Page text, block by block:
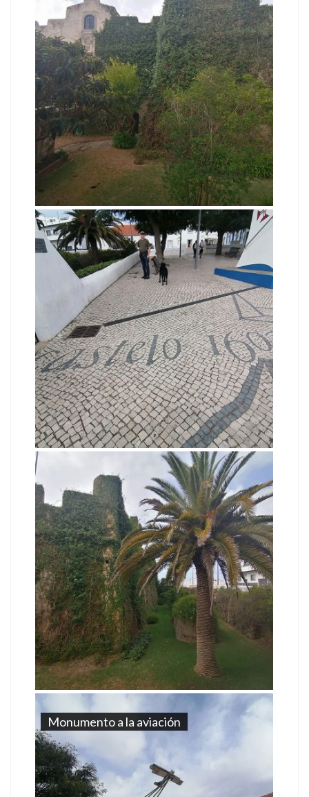
Monumento a la aviación